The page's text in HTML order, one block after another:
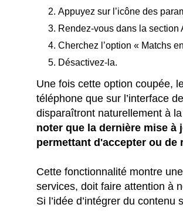
Appuyez sur l’icône des
Rendez-vous dans la section
Cherchez l’option « Matchs
Désactivez-la.
Une fois cette option coupée,
téléphone que sur l’interface
disparaîtront naturellement à
noter que la dernière mise
permettant d'accepter ou de
Cette fonctionnalité montre
services, doit faire attention à
Si l’idée d’intégrer du